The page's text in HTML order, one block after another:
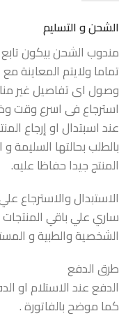
الشحن و التسليم
مندوب الشحن بيكون
تماما ولايتم المعاينة
وصول اى تفاصيل غير
استرجاع فى اسرع وقت
عند اسبتدال او إرجاع
بالطلب بحالتها السليمة
المنتج جيدا حفاظا عليه.
الاستبدال والاسترجاع
ساري علي باقي المنتجات
الشخصية والطبية و
طرق الدفع
الدفع عند الاستلام او
كما موضح بالفاتورة .